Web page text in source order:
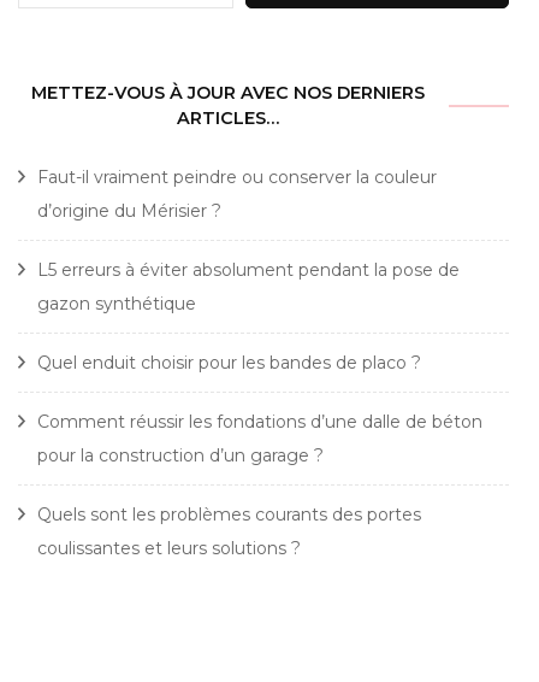
METTEZ-VOUS À JOUR AVEC NOS DERNIERS
ARTICLES…
Faut-il vraiment peindre ou conserver la couleur
d’origine du Mérisier ?
L5 erreurs à éviter absolument pendant la pose de
gazon synthétique
Quel enduit choisir pour les bandes de placo ?
Comment réussir les fondations d’une dalle de béton
pour la construction d’un garage ?
Quels sont les problèmes courants des portes
coulissantes et leurs solutions ?